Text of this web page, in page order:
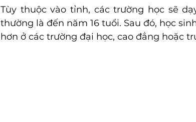
Tùy thuộc vào tỉnh, các trường học sẽ
thường là đến năm 16 tuổi. Sau đó, học
hơn ở các trường đại học, cao đẳng hoặc